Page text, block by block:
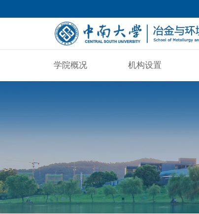
学院概况 机构设置